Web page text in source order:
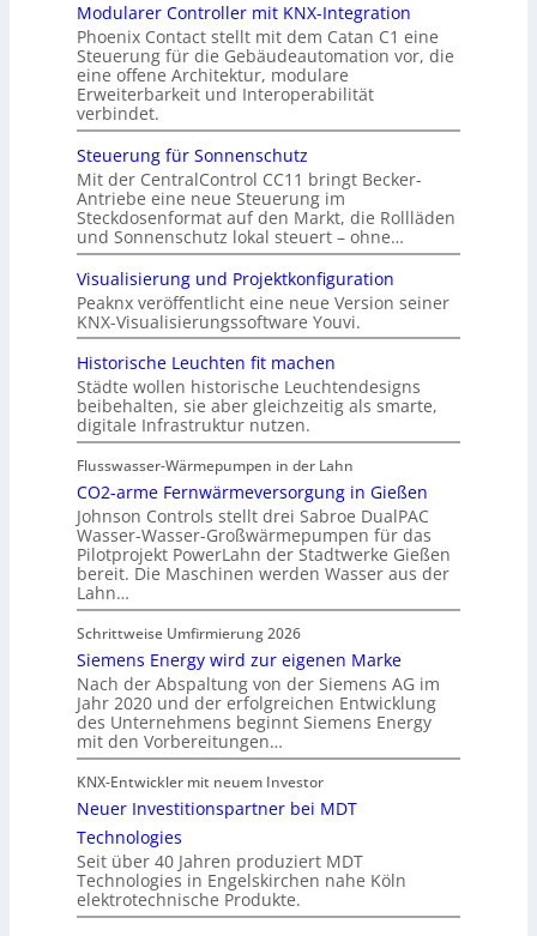
Modularer Controller mit KNX-Integration
Phoenix Contact stellt mit dem Catan C1 eine
Steuerung für die Gebäudeautomation vor, die
eine offene Architektur, modulare
Erweiterbarkeit und Interoperabilität
verbindet.
Steuerung für Sonnenschutz
Mit der CentralControl CC11 bringt Becker-
Antriebe eine neue Steuerung im
Steckdosenformat auf den Markt, die Rollläden
und Sonnenschutz lokal steuert – ohne…
Visualisierung und Projektkonfiguration
Peaknx veröffentlicht eine neue Version seiner
KNX-Visualisierungssoftware Youvi.
Historische Leuchten fit machen
Städte wollen historische Leuchtendesigns
beibehalten, sie aber gleichzeitig als smarte,
digitale Infrastruktur nutzen.
Flusswasser-Wärmepumpen in der Lahn
CO2-arme Fernwärmeversorgung in Gießen
Johnson Controls stellt drei Sabroe DualPAC
Wasser-Wasser-Großwärmepumpen für das
Pilotprojekt PowerLahn der Stadtwerke Gießen
bereit. Die Maschinen werden Wasser aus der
Lahn…
Schrittweise Umfirmierung 2026
Siemens Energy wird zur eigenen Marke
Nach der Abspaltung von der Siemens AG im
Jahr 2020 und der erfolgreichen Entwicklung
des Unternehmens beginnt Siemens Energy
mit den Vorbereitungen…
KNX-Entwickler mit neuem Investor
Neuer Investitionspartner bei MDT
Technologies
Seit über 40 Jahren produziert MDT
Technologies in Engelskirchen nahe Köln
elektrotechnische Produkte.